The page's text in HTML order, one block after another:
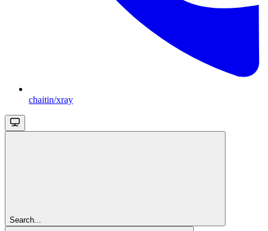
chaitin/xray
Search...